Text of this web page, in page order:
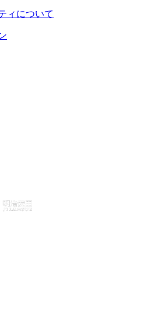
ィについて